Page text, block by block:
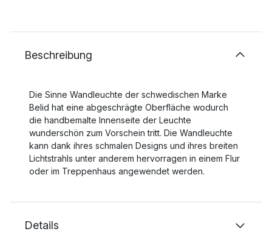
Beschreibung
Die Sinne Wandleuchte der schwedischen Marke
Belid hat eine abgeschrägte Oberfläche wodurch
die handbemalte Innenseite der Leuchte
wunderschön zum Vorschein tritt. Die Wandleuchte
kann dank ihres schmalen Designs und ihres breiten
Lichtstrahls unter anderem hervorragen in einem Flur
oder im Treppenhaus angewendet werden.
Details